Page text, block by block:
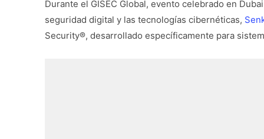
Durante el GISEC Global, evento celebrado en
seguridad digital y las tecnologías cibernéticas,
Security®, desarrollado específicamente para